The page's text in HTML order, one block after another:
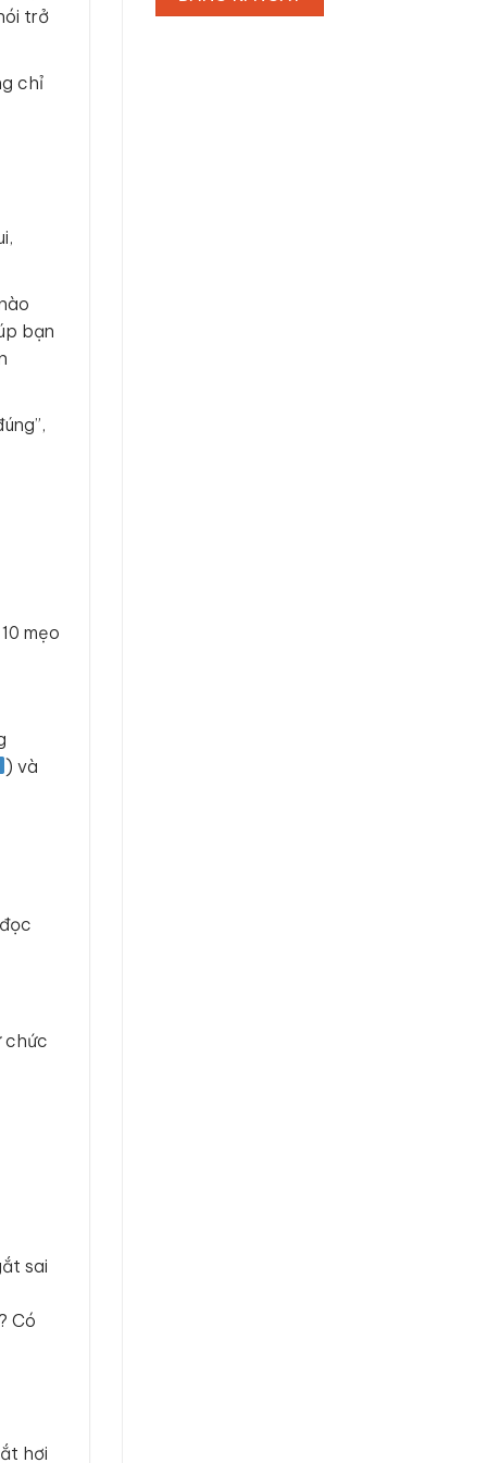
trở
chỉ
bạn
mẹo
) và
chức
sai
Có
hơi